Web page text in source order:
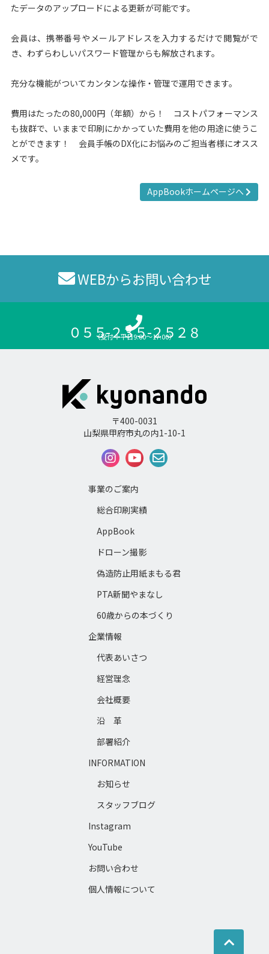
たデータのアップロードによる更新が可能です。
会員は、携帯番号やメールアドレスを入力するだけで閲覧がで
き、わずらわしいパスワード管理からも解放されます。
充分な機能がついてカンタンな操作・管理で運用できます。
費用はたったの80,000円（年額）から！ コストパフォーマンス
も抜群で、いままで印刷にかかっていた費用を他の用途に使うこ
とができます！ 会員手帳のDX化にお悩みのご担当者様にオスス
メです。
AppBookホームページへ
WEBからお問い合わせ
０５５-２３５-２５２８
（受付：平日9:00〜17:00）
〒400-0031
山梨県甲府市丸の内1-10-1
事業のご案内
総合印刷実績
AppBook
ドローン撮影
偽造防止用紙まもる君
PTA新聞やまなし
60歳からの本づくり
企業情報
代表あいさつ
経営理念
会社概要
沿 革
部署紹介
INFORMATION
お知らせ
スタッフブログ
Instagram
YouTube
お問い合わせ
個人情報について